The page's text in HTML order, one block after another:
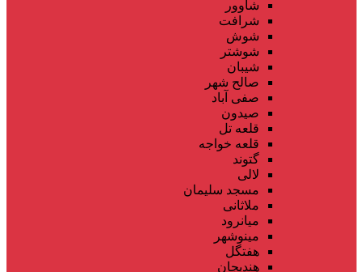
شاوور
شرافت
شوش
شوشتر
شیبان
صالح شهر
صفی آباد
صیدون
قلعه تل
قلعه خواجه
گتوند
لالی
مسجد سلیمان
ملاثانی
میانرود
مینوشهر
هفتگل
هندیجان